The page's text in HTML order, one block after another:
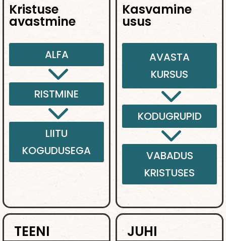
Kristuse
avastmine
ALFA
3
RISTMINE
3
LIITU
KOGUDUSEGA
Kasvamine
usus
AVASTA
KURSUS
3
KODUGRUPID
3
VABADUS
KRISTUSES
TEENI JUHI